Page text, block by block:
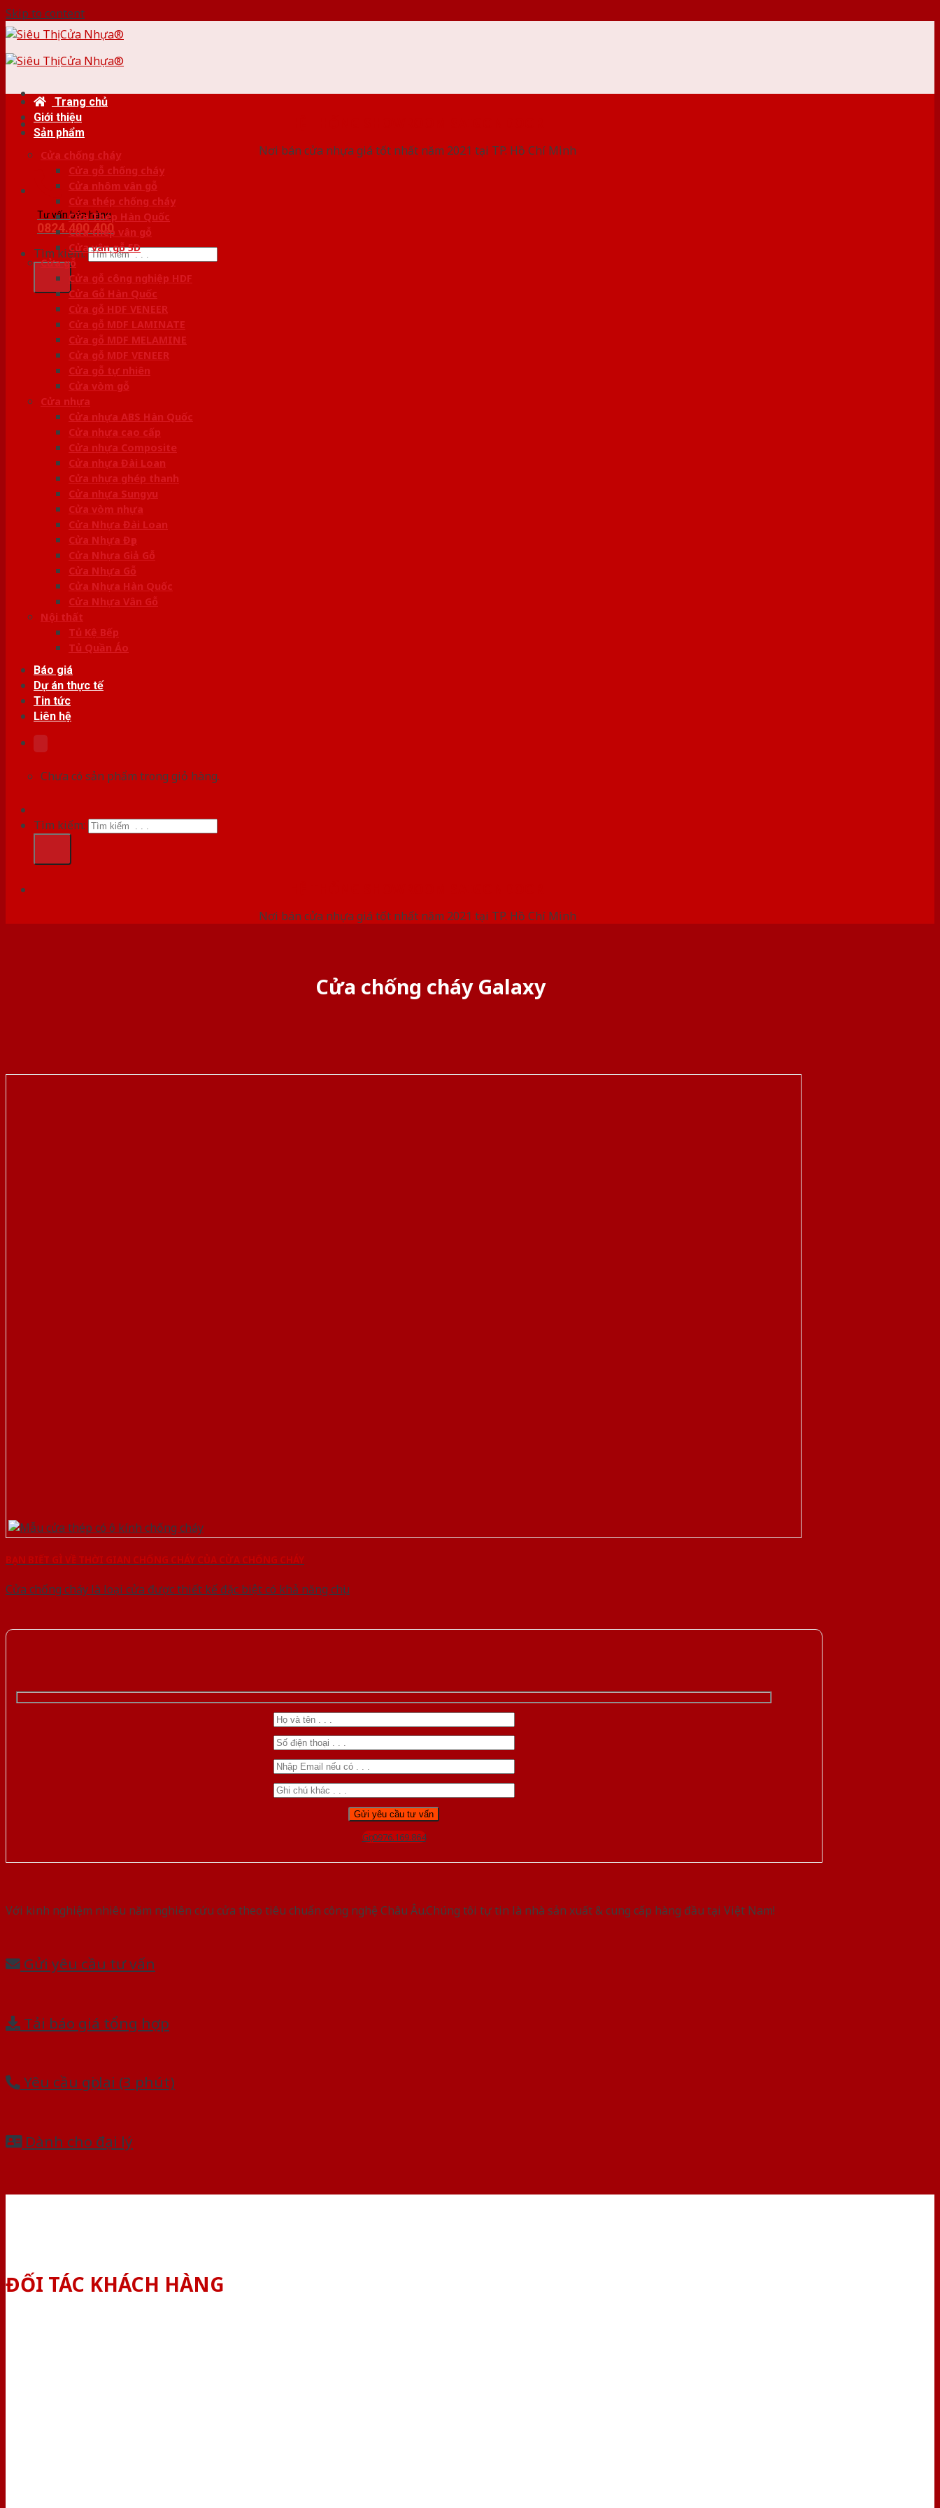
Skip to content
Nơi bán cửa nhựa giá tốt nhất năm 2021 tại TP. Hồ Chí Minh
Tư vấn bán hàng
0824.400.400
Tìm kiếm:
Trang chủ
Giới thiệu
Sản phẩm
Cửa chống cháy
Cửa gỗ chống cháy
Cửa nhôm vân gỗ
Cửa thép chống cháy
Cửa Thép Hàn Quốc
Cửa thép vân gỗ
Cửa vân gỗ 5D
Cửa gỗ
Cửa gỗ công nghiệp HDF
Cửa Gỗ Hàn Quốc
Cửa gỗ HDF VENEER
Cửa gỗ MDF LAMINATE
Cửa gỗ MDF MELAMINE
Cửa gỗ MDF VENEER
Cửa gỗ tự nhiên
Cửa vòm gỗ
Cửa nhựa
Cửa nhựa ABS Hàn Quốc
Cửa nhựa cao cấp
Cửa nhựa Composite
Cửa nhựa Đài Loan
Cửa nhựa ghép thanh
Cửa nhựa Sungyu
Cửa vòm nhựa
Cửa Nhựa Đài Loan
Cửa Nhựa Đẹp
Cửa Nhựa Giả Gỗ
Cửa Nhựa Gỗ
Cửa Nhựa Hàn Quốc
Cửa Nhựa Vân Gỗ
Nội thất
Tủ Kệ Bếp
Tủ Quần Áo
Báo giá
Dự án thực tế
Tin tức
Liên hệ
Chưa có sản phẩm trong giỏ hàng.
Tìm kiếm:
Nơi bán cửa nhựa giá tốt nhất năm 2021 tại TP. Hồ Chí Minh
Cửa chống cháy Galaxy
BẠN BIẾT GÌ VỀ THỜI GIAN CHỐNG CHÁY CỦA CỬA CHỐNG CHÁY
Cửa chống cháy là loại cửa được thiết kế đặc biệt có khả năng chịu
Gọi 0976.169.864
Với kinh nghiệm nhiêu năm nghiên cứu cửa theo tiêu chuẩn công nghệ Châu Âu.Chúng tôi tự tin là nhà sản xuất & cung cấp hàng đầu tại Việt Nam!
Gửi yêu cầu tư vấn
Tải báo giá tổng hợp
Yêu cầu gọi lại (3 phút)
Dành cho đại lý
ĐỐI TÁC KHÁCH HÀNG